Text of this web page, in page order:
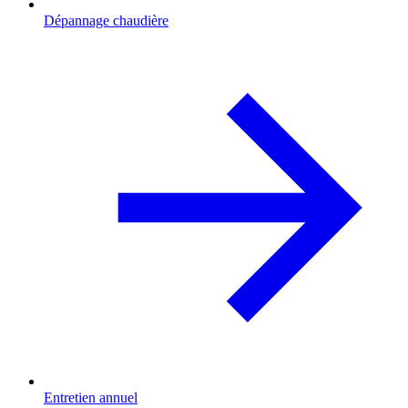
Dépannage chaudière
Entretien annuel